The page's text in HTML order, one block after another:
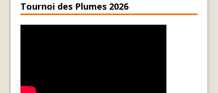
Tournoi des Plumes 2026